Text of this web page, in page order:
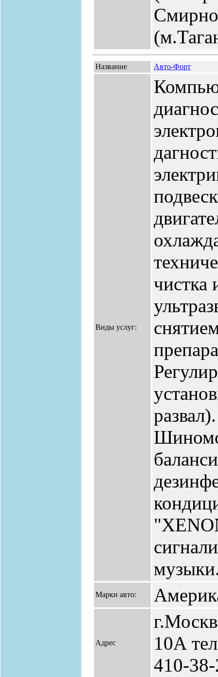
Название Авто-Форт
Виды услуг:
чистка
Марки авто:
Адрес
10А
410-